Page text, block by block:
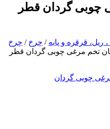
چوبی گردان قطر
ریل، قرقره و پایه / چرخ / چرخ
تخم مرغی چوبی گردان قطر